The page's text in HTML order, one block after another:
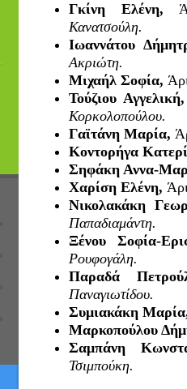
Γκίνη Ελένη,
Κανατσούλη.
Ιωαννάτου
Ακριώτη.
Μιχαήλ Σοφία,
Τούζιου
Κορκολοπούλου.
Γαϊτάνη Μαρία,
Κοντορήγα
Σηφάκη Αννα-
Χαρίση Ελένη,
Νικολακάκη
Παπαδιαμάντη.
Ξένου Σοφία-
Ρουφογάλη.
Παραδά
Παναγιωτίδου.
Συμιακάκη
Μαρκοπούλου
Σαμπάνη
Τσιμπούκη.